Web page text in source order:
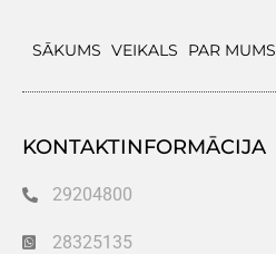
SĀKUMS VEIKALS PAR MUMS
KONTAKTINFORMĀCIJA
29204800
28325135